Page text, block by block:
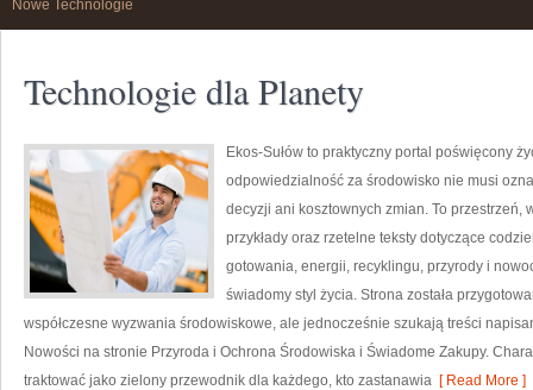
Nowe Technologie
Technologie dla Planety
Ekos-Sułów to praktyczny portal poświęcony
odpowiedzialność za środowisko nie musi
decyzji ani kosztownych zmian. To przestrzeń,
przykłady oraz rzetelne teksty dotyczące
gotowania, energii, recyklingu, przyrody i
świadomy styl życia. Strona została
współczesne wyzwania środowiskowe, ale jednocześnie szukają treści
Nowości na stronie Przyroda i Ochrona Środowiska i Świadome Zakupy.
traktować jako zielony przewodnik dla każdego, kto zastanawia [ Read More ]